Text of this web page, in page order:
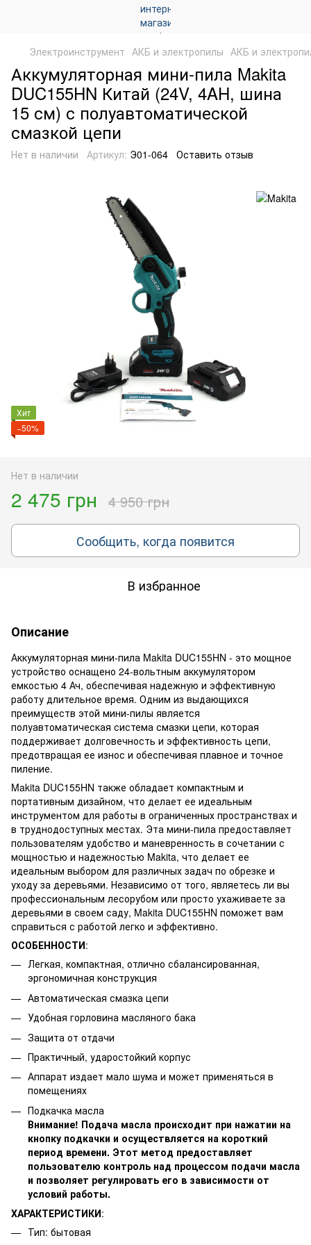
Электроинструмент АКБ и электропилы АКБ и
Аккумуляторная мини-пила Makita
DUC155HN Китай (24V, 4AH, шина
15 см) с полуавтоматической
смазкой цепи
Нет в наличии Артикул: Э01-064 Оставить отзыв
Хит
−50%
Нет в наличии
2 475 грн 4 950 грн
Сообщить, когда появится
В избранное
Описание
Аккумуляторная мини-пила Makita DUC155HN - это мощное
устройство оснащено 24-вольтным аккумулятором
емкостью 4 Ач, обеспечивая надежную и эффективную
работу длительное время. Одним из выдающихся
преимуществ этой мини-пилы является
полуавтоматическая система смазки цепи, которая
поддерживает долговечность и эффективность цепи,
предотвращая ее износ и обеспечивая плавное и точное
пиление.
Makita DUC155HN также обладает компактным и
портативным дизайном, что делает ее идеальным
инструментом для работы в ограниченных пространствах и
в труднодоступных местах. Эта мини-пила предоставляет
пользователям удобство и маневренность в сочетании с
мощностью и надежностью Makita, что делает ее
идеальным выбором для различных задач по обрезке и
уходу за деревьями. Независимо от того, являетесь ли вы
профессиональным лесорубом или просто ухаживаете за
деревьями в своем саду, Makita DUC155HN поможет вам
справиться с работой легко и эффективно.
ОСОБЕННОСТИ:
Легкая, компактная, отлично сбалансированная,
эргономичная конструкция
Автоматическая смазка цепи
Удобная горловина масляного бака
Защита от отдачи
Практичный, ударостойкий корпус
Аппарат издает мало шума и может применяться в
помещениях
Подкачка масла
Внимание! Подача масла происходит при нажатии на
кнопку подкачки и осуществляется на короткий
период времени. Этот метод предоставляет
пользователю контроль над процессом подачи масла
и позволяет регулировать его в зависимости от
условий работы.
ХАРАКТЕРИСТИКИ:
Тип: бытовая